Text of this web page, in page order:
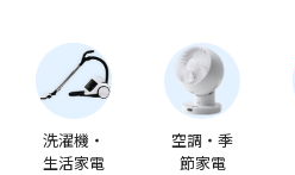
洗濯機・
生活家電
空調・季
節家電